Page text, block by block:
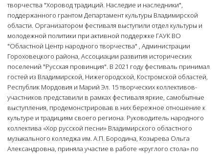
творчества "Хоровод традиций. Наследие и наследники",
поддержанного грантом Департамент культуры Владимирской
области. Организатором фестиваля выступили отдел культуры и
молодежной политики при активной поддержке ГАУК ВО
"Областной Центр народного творчества" , Администрации
Гороховецкого района, Ассоциации развития исторических
поселений "Русская провинция". В 2021 году фестиваль принимал
гостей из Владимирской, Нижегородской, Костромской областей,
Республик Мордовия и Марий Эл. 15 творческих коллективов-
участников представили в рамках фестиваля яркие, самобытные
выступления, продемонстрировав в них бережное отношение к
культуре и традициям своего региона. Руководитель народного
коллектива «Хор русской песни» Владимирского областного
музыкального колледжа им. А.П. Бородина, Козырева Ольга
Александровна, приняла участие в работе «круглого стола» по